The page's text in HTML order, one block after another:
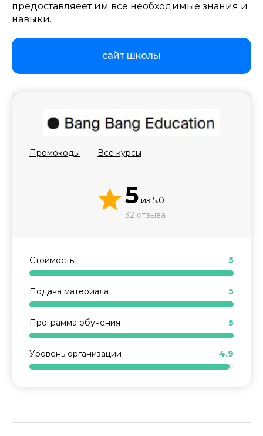
предоставляеет им все необходимые знания и
навыки.
сайт школы
Промокоды Все курсы
5из 5.0
32 отзыва
Стоимость 5
Подача материала 5
Программа обучения 5
Уровень организации 4.9
Стоимость *
Программа обучения *